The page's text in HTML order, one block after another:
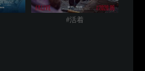
#活着